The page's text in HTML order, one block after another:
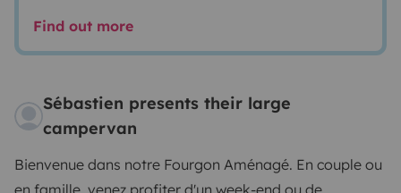
Find out more
Sébastien presents their large
campervan
Bienvenue dans notre Fourgon Aménagé. En couple ou
en famille, venez profiter d'un week-end ou de